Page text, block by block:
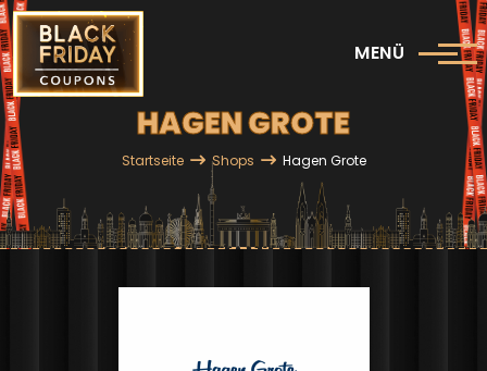
Direkt zum Inhalt
MENÜ
HAGEN GROTE
Pfadnavigation
Startseite Shops Hagen Grote